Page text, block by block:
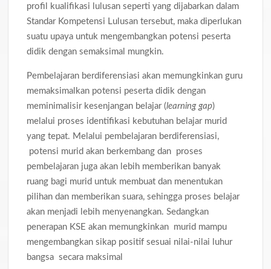
profil kualifikasi lulusan seperti yang dijabarkan dalam
Standar Kompetensi Lulusan tersebut, maka diperlukan
suatu upaya untuk mengembangkan potensi peserta
didik dengan semaksimal mungkin.
Pembelajaran berdiferensiasi akan memungkinkan guru
memaksimalkan potensi peserta didik dengan
meminimalisir kesenjangan belajar (learning gap)
melalui proses identifikasi kebutuhan belajar murid
yang tepat. Melalui pembelajaran berdiferensiasi,
potensi murid akan berkembang dan proses
pembelajaran juga akan lebih memberikan banyak
ruang bagi murid untuk membuat dan menentukan
pilihan dan memberikan suara, sehingga proses belajar
akan menjadi lebih menyenangkan. Sedangkan
penerapan KSE akan memungkinkan murid mampu
mengembangkan sikap positif sesuai nilai-nilai luhur
bangsa secara maksimal